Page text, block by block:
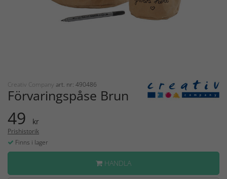
Creativ Company art. nr: 490486
Förvaringspåse Brun
49 kr
Prishistorik
Finns i lager
HANDLA